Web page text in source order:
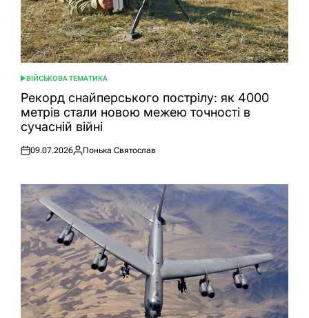
ОПУБЛІКУВАТИ
У
ВІЙСЬКОВА ТЕМАТИКА
Рекорд снайперського пострілу: як 4000
метрів стали новою межею точності в
сучасній війні
Оприлюднено
09.07.2026
Опубліковано
Понька Святослав